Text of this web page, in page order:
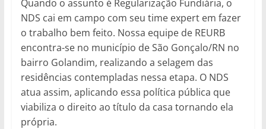
Quando o assunto é Regularização Fundiária, o
NDS cai em campo com seu time expert em fazer
o trabalho bem feito. Nossa equipe de REURB
encontra-se no município de São Gonçalo/RN no
bairro Golandim, realizando a selagem das
residências contempladas nessa etapa. O NDS
atua assim, aplicando essa política pública que
viabiliza o direito ao título da casa tornando ela
própria.